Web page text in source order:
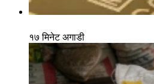
१७ मिनेट अगाडी